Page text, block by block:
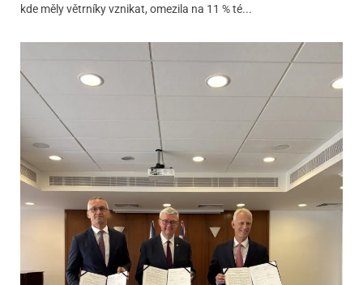
kde měly větrníky vznikat, omezila na 11 % té...